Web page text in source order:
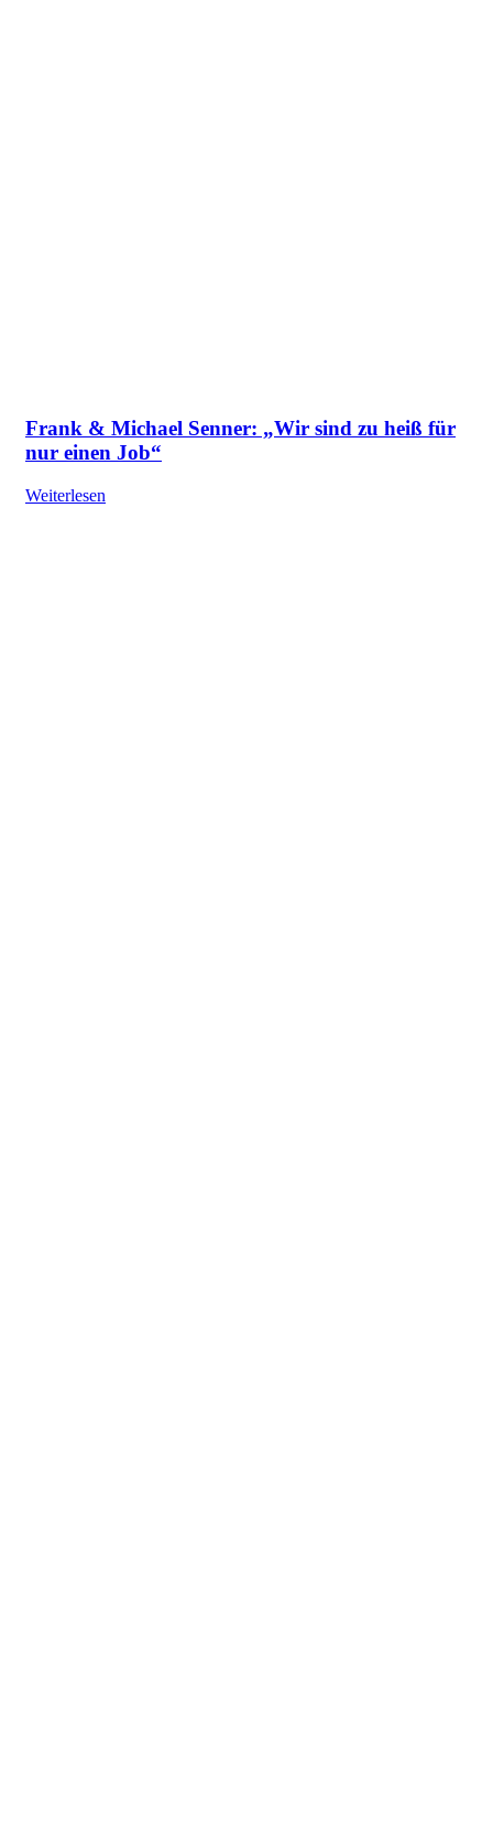
Frank & Michael Senner: „Wir sind zu heiß für
nur einen Job“
Weiterlesen